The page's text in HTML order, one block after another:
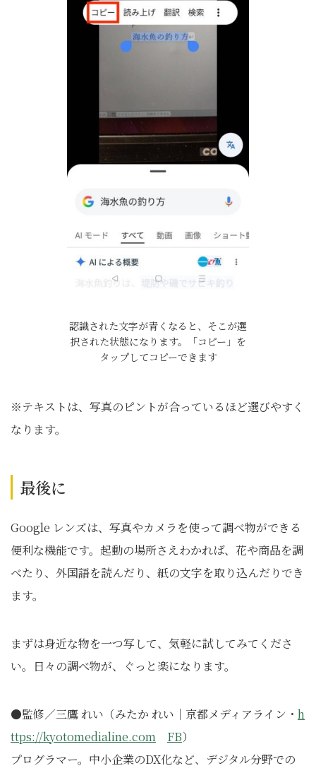
認識された文字が青くなると、そこが選
択された状態になります。「コピー」を
タップしてコピーできます
※テキストは、写真のピントが合っているほど選びやすく
なります。
最後に
Google レンズは、写真やカメラを使って調べ物ができる
便利な機能です。起動の場所さえわかれば、花や商品を調
べたり、外国語を読んだり、紙の文字を取り込んだりでき
ます。
まずは身近な物を一つ写して、気軽に試してみてくださ
い。日々の調べ物が、ぐっと楽になります。
●監修／三鷹 れい（みたか れい｜京都メディアライン・ h
ttps://kyotomedialine.com
FB）
プログラマー。中小企業のDX化など、デジタル分野での